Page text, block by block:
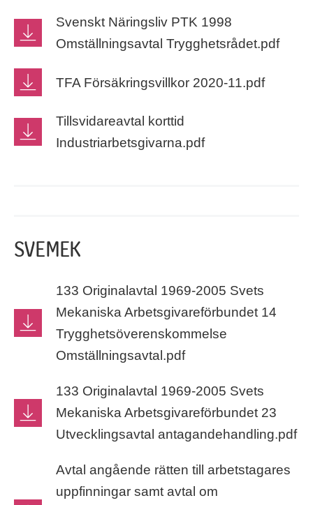
Svenskt Näringsliv PTK 1998
Omställningsavtal Trygghetsrådet.pdf
TFA Försäkringsvillkor 2020-11.pdf
Tillsvidareavtal korttid
Industriarbetsgivarna.pdf
SVEMEK
133 Originalavtal 1969-2005 Svets
Mekaniska Arbetsgivareförbundet 14
Trygghetsöverenskommelse
Omställningsavtal.pdf
133 Originalavtal 1969-2005 Svets
Mekaniska Arbetsgivareförbundet 23
Utvecklingsavtal antagandehandling.pdf
Avtal angående rätten till arbetstagares
uppfinningar samt avtal om